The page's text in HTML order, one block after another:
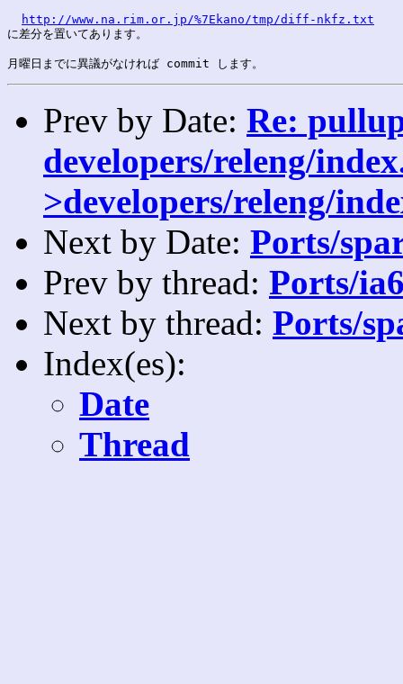
http://www.na.rim.or.jp/%7Ekano/tmp/diff-nkfz.txt
に差分を置いてあります。
Prev by Date: Re:
developers/releng/
>developers/releng/
Next by Date: Ports/
Prev by thread: Ports/
Next by thread: Ports/
Index(es):
Date
Thread